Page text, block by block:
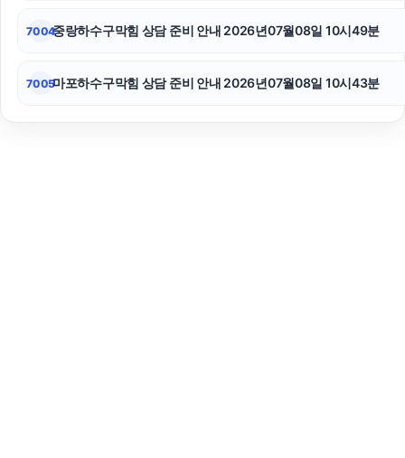
7004중랑하수구막힘 상담 준비 안내 2026년07월08일 10시49분
7005마포하수구막힘 상담 준비 안내 2026년07월08일 10시43분